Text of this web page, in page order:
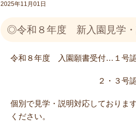
2025年11月01日
◎令和８年度 新入園見学・
令和８年度 入園願書受付…１号
２・３号認定 １１月１
個別で見学・説明対応しておりま
ください。